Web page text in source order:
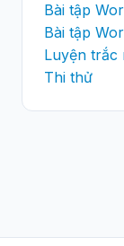
Bài tập
Bài tập
Luyện trắc
Thi thử